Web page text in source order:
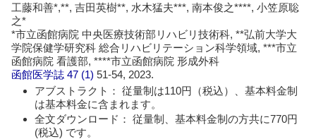
工藤和善*,**, 吉田英樹**, 水木猛夫***, 南本俊之****, 小笠原聡
之*
*市立函館病院 中央医療技術部リハビリ技術科, **弘前大学大
学院保健学研究科 総合リハビリテーション科学領域, ***市立
函館病院 看護部, ****市立函館病院 形成外科
函館医学誌 47 (1)51-54, 2023.
アブストラクト： 従量制は110円（税込）、基本料金制
は基本料金に含まれます。
全文ダウンロード： 従量制、基本料金制の方共に770円
(税込) です。